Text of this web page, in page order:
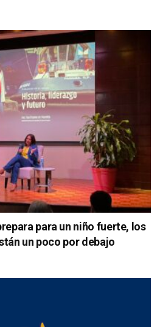
para un niño fuerte, los
un poco por debajo